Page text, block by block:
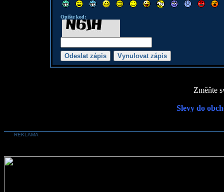
Opište kod:
Změňte
Slevy do
REKLAMA